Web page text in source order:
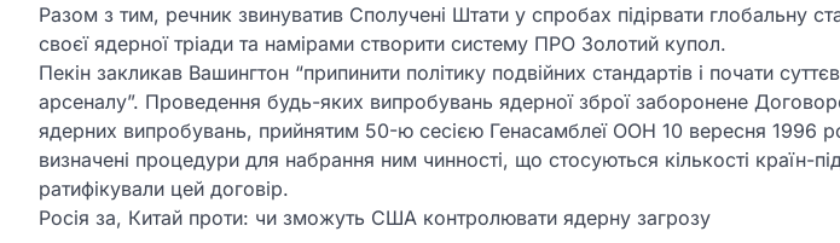
Разом з тим, речник звинуватив Сполучені Штати у спробах підірвати глобальну
своєї ядерної тріади та намірами створити систему ПРО Золотий купол.
Пекін закликав Вашингтон “припинити політику подвійних стандартів і почати
арсеналу”. Проведення будь-яких випробувань ядерної зброї заборонене
ядерних випробувань, прийнятим 50-ю сесією Генасамблеї ООН 10 вересня 1996
визначені процедури для набрання ним чинності, що стосуються кількості країн-
ратифікували цей договір.
Росія за, Китай проти: чи зможуть США контролювати ядерну загрозу